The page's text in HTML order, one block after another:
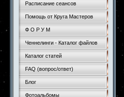
Расписание сеансов
Помощь от Круга Мастеров
Ф О Р У М
Ченнелинги - Каталог файлов
Каталог статей
FAQ (вопрос/ответ)
Блог
Фотоальбомы